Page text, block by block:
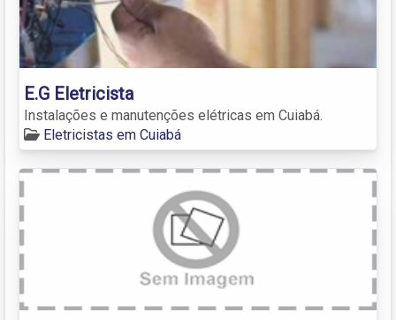
E.G Eletricista
Instalações e manutenções elétricas em Cuiabá.
Eletricistas em Cuiabá